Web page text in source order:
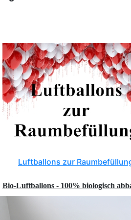
Luftballons zur
Bio-Luftballons - 100% biologisch